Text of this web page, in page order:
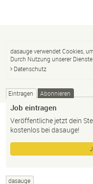
dasauge verwendet Cookies,
Durch Nutzung unserer
Datenschutz
Eintragen Abonnieren
Job eintragen
Veröffentliche jetzt dein
kostenlos bei dasauge!
dasauge